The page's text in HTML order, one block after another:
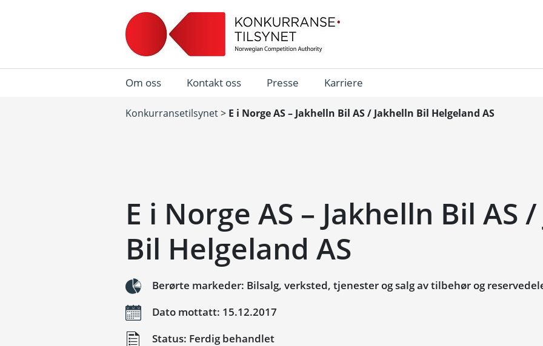
Om oss Kontakt oss Presse Karriere
Konkurransetilsynet> E i Norge AS – Jakhelln Bil AS / Jakhelln Bil Helgeland AS
E i Norge AS – Jakhelln Bil AS
Bil Helgeland AS
Berørte markeder: Bilsalg, verksted, tjenester og salg av tilbehør og
Dato mottatt: 15.12.2017
Status: Ferdig behandlet